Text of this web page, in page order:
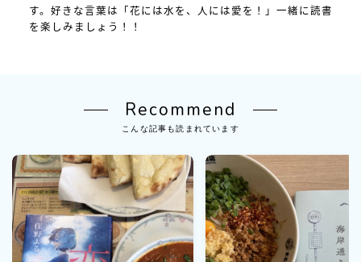
す。好きな言葉は「花には水を、人には愛を！」一緒に読書
を楽しみましょう！！
Recommend
こんな記事も読まれています